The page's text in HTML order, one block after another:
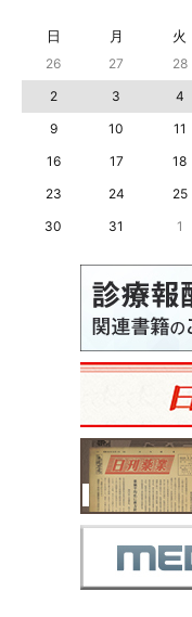
日 月 火
26 27 28
2
3 4
9
10 11
16
17 18
23
24 25
30
31 1